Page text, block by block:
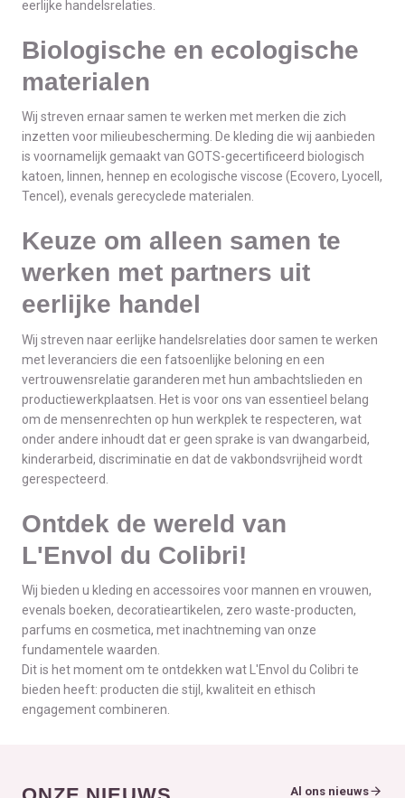
eerlijke handelsrelaties.
Biologische en ecologische
materialen
Wij streven ernaar samen te werken met merken die zich
inzetten voor milieubescherming. De kleding die wij aanbieden
is voornamelijk gemaakt van GOTS-gecertificeerd biologisch
katoen, linnen, hennep en ecologische viscose (Ecovero, Lyocell,
Tencel), evenals gerecyclede materialen.
Keuze om alleen samen te
werken met partners uit
eerlijke handel
Wij streven naar eerlijke handelsrelaties door samen te werken
met leveranciers die een fatsoenlijke beloning en een
vertrouwensrelatie garanderen met hun ambachtslieden en
productiewerkplaatsen. Het is voor ons van essentieel belang
om de mensenrechten op hun werkplek te respecteren, wat
onder andere inhoudt dat er geen sprake is van dwangarbeid,
kinderarbeid, discriminatie en dat de vakbondsvrijheid wordt
gerespecteerd.
Ontdek de wereld van
L'Envol du Colibri!
Wij bieden u kleding en accessoires voor mannen en vrouwen,
evenals boeken, decoratieartikelen, zero waste-producten,
parfums en cosmetica, met inachtneming van onze
fundamentele waarden.
Dit is het moment om te ontdekken wat L'Envol du Colibri te
bieden heeft: producten die stijl, kwaliteit en ethisch
engagement combineren.
Al ons nieuws